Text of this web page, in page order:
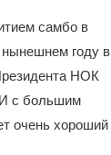
самбо в
году в
НОК
И с большим
очень хороший